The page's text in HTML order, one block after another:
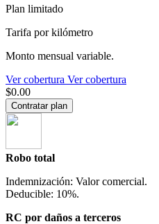
Plan limitado
Tarifa por kilómetro
Monto mensual variable.
Ver cobertura Ver cobertura
$0.00
Contratar plan
Robo total
Indemnización: Valor comercial.
Deducible: 10%.
RC por daños a terceros